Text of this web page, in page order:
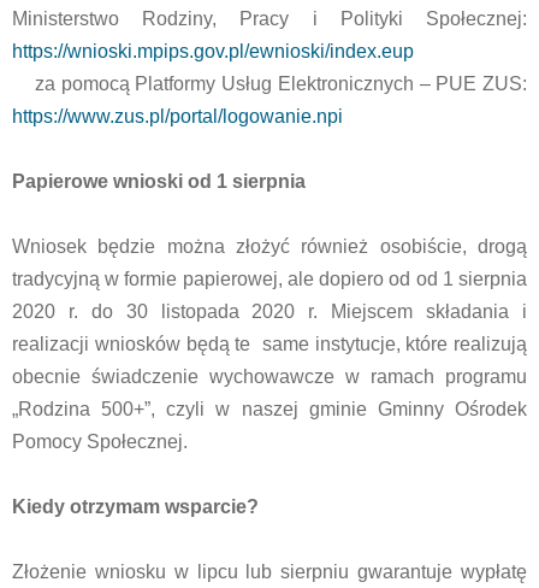
Ministerstwo Rodziny, Pracy i Polityki Społecznej:
https://wnioski.mpips.gov.pl/ewnioski/index.eup
za pomocą Platformy Usług Elektronicznych – PUE ZUS:
https://www.zus.pl/portal/logowanie.npi
Papierowe wnioski od 1 sierpnia
Wniosek będzie można złożyć również osobiście, drogą
tradycyjną w formie papierowej, ale dopiero od od 1 sierpnia
2020 r. do 30 listopada 2020 r. Miejscem składania i
realizacji wniosków będą te same instytucje, które realizują
obecnie świadczenie wychowawcze w ramach programu
„Rodzina 500+”, czyli w naszej gminie Gminny Ośrodek
Pomocy Społecznej.
Kiedy otrzymam wsparcie?
Złożenie wniosku w lipcu lub sierpniu gwarantuje wypłatę